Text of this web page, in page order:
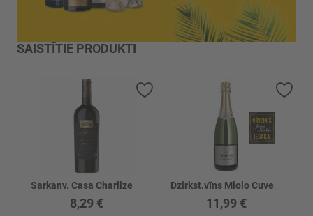
SAISTĪTIE PRODUKTI
8,29 €
Pievienot vēlmju sarakstam
11,99 €